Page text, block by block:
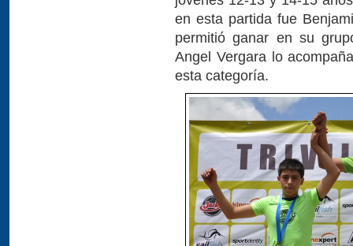
en esta partida fue
permitió ganar en su
Angel Vergara lo
esta categoría.